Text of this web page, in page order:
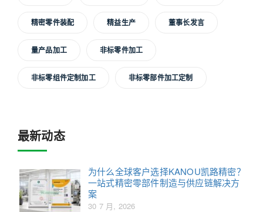
精密零件装配 精益生产 董事长发言
量产品加工 非标零件加工
非标零组件定制加工 非标零部件加工定制
最新动态
为什么全球客户选择KANOU凯路精密？
一站式精密零部件制造与供应链解决方
案
30 7 月, 2026